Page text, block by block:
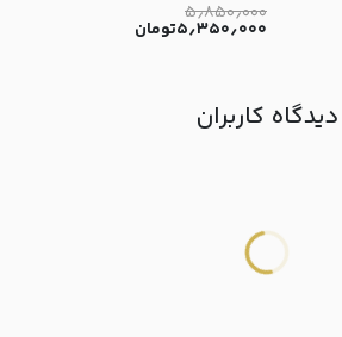
۵٫۸۵۰٫۰۰۰
۵٫۳۵۰٫۰۰۰تومان
دیدگاه کاربران